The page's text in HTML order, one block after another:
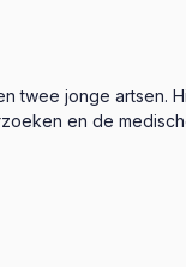
twee jonge artsen.
en de medische